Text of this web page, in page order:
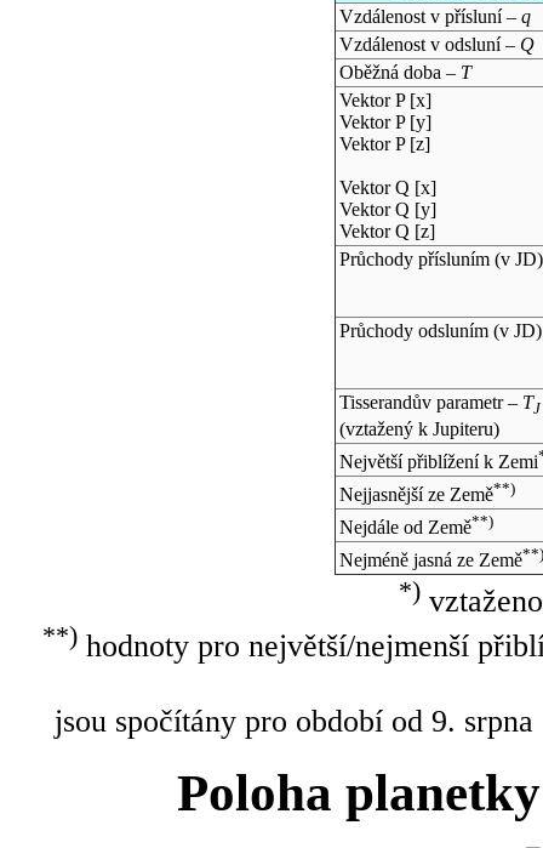
Vzdálenost v přísluní – q
Vzdálenost v odsluní – Q
Oběžná doba – T
Vektor P [x]
Vektor P [y]
Vektor P [z]
Vektor Q [x]
Vektor Q [y]
Vektor Q [z]
Průchody přísluním (v JD)
Průchody odsluním (v JD)
Tisserandův parametr – TJ
(vztažený k Jupiteru)
Největší přiblížení k Zemi
Nejjasnější ze Země**)
Nejdále od Země**)
Nejméně jasná ze Země**)
*)
**)hodnoty pro největší/nejmenší
jsou spočítány pro období od 9.
Poloha